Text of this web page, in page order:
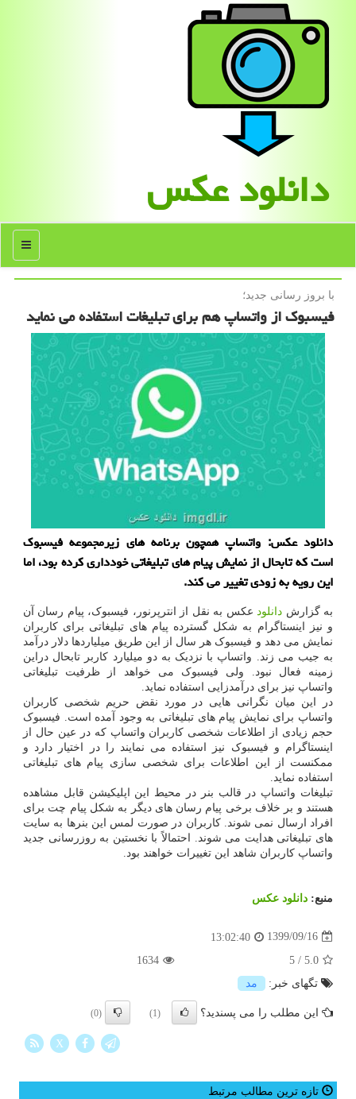
دانلود عكس
منو
با بروز رسانی جدید؛
فیسبوك از واتساپ هم برای تبلیغات استفاده می نماید
دانلود عکس: واتساپ همچون برنامه های زیرمجموعه فیسبوک
است که تابحال از نمایش پیام های تبلیغاتی خودداری کرده بود، اما
این رویه به زودی تغییر می کند.
به گزارش دانلودعکس به نقل از انترپرنور، فیسبوک، پیام رسان آن
و نیز اینستاگرام به شکل گسترده پیام های تبلیغاتی برای کاربران
نمایش می دهد و فیسبوک هر سال از این طریق میلیاردها دلار درآمد
به جیب می زند. واتساپ با نزدیک به دو میلیارد کاربر تابحال دراین
زمینه فعال نبود. ولی فیسبوک می خواهد از ظرفیت تبلیغاتی
واتساپ نیز برای درآمدزایی استفاده نماید.
در این میان نگرانی هایی در مورد نقض حریم شخصی کاربران
واتساپ برای نمایش پیام های تبلیغاتی به وجود آمده است. فیسبوک
حجم زیادی از اطلاعات شخصی کاربران واتساپ که در عین حال از
اینستاگرام و فیسبوک نیز استفاده می نمایند را در اختیار دارد و
ممکنست از این اطلاعات برای شخصی سازی پیام های تبلیغاتی
استفاده نماید.
تبلیغات واتساپ در قالب بنر در محیط این اپلیکیشن قابل مشاهده
هستند و بر خلاف برخی پیام رسان های دیگر به شکل پیام چت برای
افراد ارسال نمی شوند. کاربران در صورت لمس این بنرها به سایت
های تبلیغاتی هدایت می شوند. احتمالاً با نخستین به روزرسانی جدید
واتساپ کاربران شاهد این تغییرات خواهند بود.
منبع: دانلود عكس
1399/09/16
13:02:40
5.0
/
5
1634
تگهای خبر:
مد
این مطلب را می پسندید؟ (1)
(0)
X
تازه ترین مطالب مرتبط